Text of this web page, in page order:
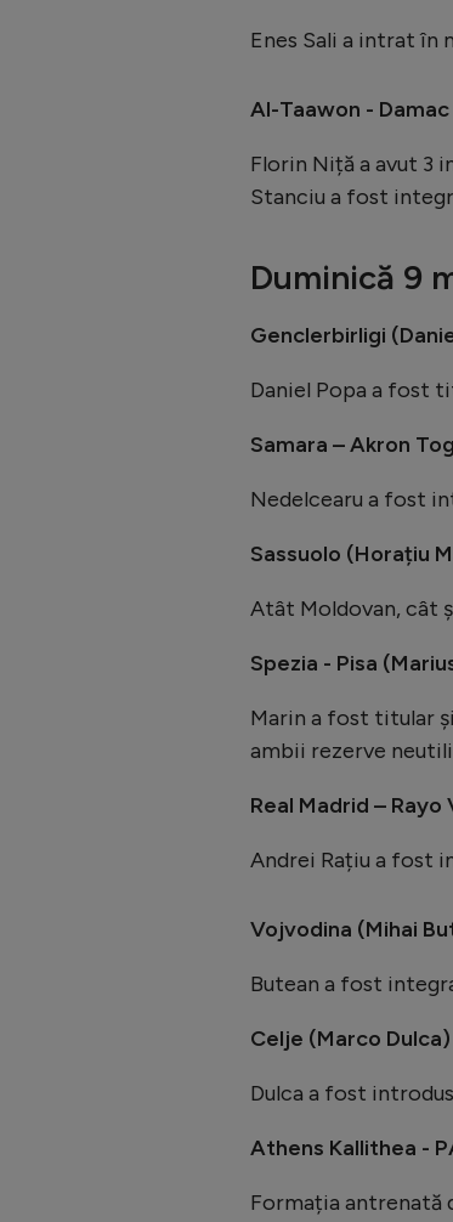
Enes Sali a intrat în
Al-Taawon -
Florin Niță a avut 3
Stanciu a fost
Duminică 9
Genclerbirligi
Daniel Popa a fost
Samara – Akron
Nedelcearu a fost
Sassuolo (Horațiu
Atât Moldovan, cât
Spezia - Pisa
Marin a fost titular
ambii rezerve
Real Madrid – Rayo
Andrei Rațiu a fost
Vojvodina (Mihai
Butean a fost
Celje (Marco
Dulca a fost
Athens Kallithea -
Formația antrenată